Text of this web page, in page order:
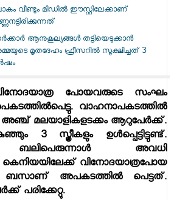
വീണ്ടും മിഡിൽ ഈസ്റ്റിലേക്കാണ്
ആനുകൂല്യങ്ങള്‍ തട്ടിയെടുക്കാന്‍
മൃതദേഹം ഫ്രീസറില്‍ സൂക്ഷിച്ചത് 3
പോയവരുടെ സംഘം
വാഹനാപകടത്തില്‍
മലയാളികളടക്കം ആറുപേര്‍ക്ക്.
3 സ്ത്രീകളും ഉള്‍പ്പെട്ടിട്ടുണ്ട്.
ബലിപെരുന്നാള്‍ അവധി
വിനോദയാത്രപോയ
ബസാണ് അപകടത്തില്‍ പെട്ടത്.
പരിക്കേറ്റു.